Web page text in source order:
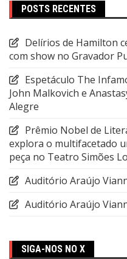
POSTS RECENTES
Delírios de Hamilton
com show no Gravador
Espetáculo The
John Malkovich e
Alegre
Prêmio Nobel de
explora o multifacetado
peça no Teatro Simões
Auditório Araújo
Auditório Araújo
SIGA-NOS NO X